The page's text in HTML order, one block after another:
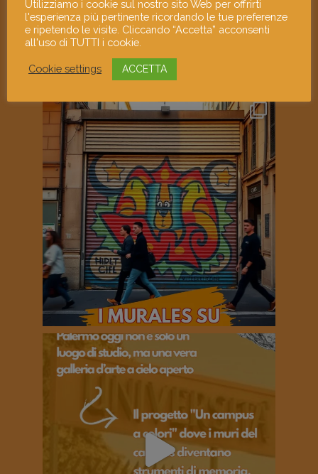
Utilizziamo i cookie sul nostro sito Web per offrirti
l'esperienza più pertinente ricordando le tue preferenze
e ripetendo le visite. Cliccando “Accetta” acconsenti
all'uso di TUTTI i cookie.
Cookie settings ACCETTA